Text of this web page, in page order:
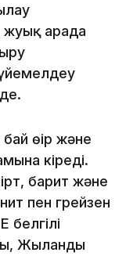
арада
өңір және
кіреді.
барит және
пен грейзен
белгілі
Жыланды